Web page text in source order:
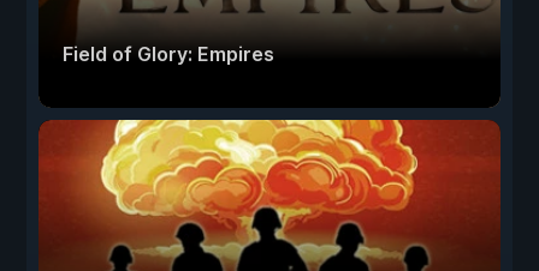
Field of Glory: Empires